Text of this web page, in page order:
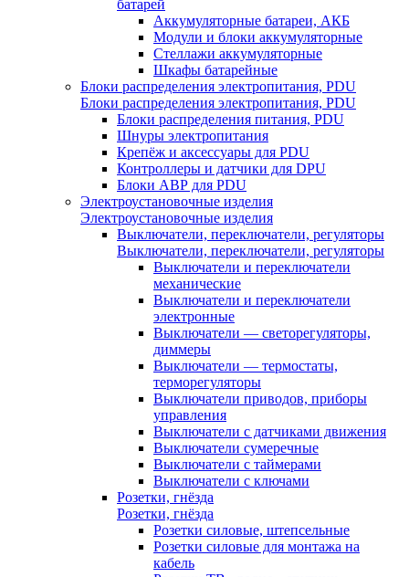
батарей
Аккумуляторные батареи, АКБ
Модули и блоки аккумуляторные
Стеллажи аккумуляторные
Шкафы батарейные
Блоки распределения электропитания, PDU
Блоки распределения электропитания, PDU
Блоки распределения питания, PDU
Шнуры электропитания
Крепёж и аксессуары для PDU
Контроллеры и датчики для DPU
Блоки АВР для PDU
Электроустановочные изделия
Электроустановочные изделия
Выключатели, переключатели, регуляторы
Выключатели, переключатели, регуляторы
Выключатели и переключатели
механические
Выключатели и переключатели
электронные
Выключатели — светорегуляторы,
диммеры
Выключатели — термостаты,
терморегуляторы
Выключатели приводов, приборы
управления
Выключатели с датчиками движения
Выключатели сумеречные
Выключатели с таймерами
Выключатели с ключами
Розетки, гнёзда
Розетки, гнёзда
Розетки силовые, штепсельные
Розетки силовые для монтажа на
кабель